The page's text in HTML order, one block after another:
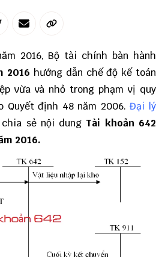
2016, Bộ tài chính bàn hành
2016 hướng dẫn chế độ kế toán
vừa và nhỏ trong phạm vị quy
Quyết định 48 năm 2006.Đại lý
sẻ nội dung Tài khoản 642
2016.